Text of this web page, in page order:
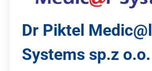
Dr Piktel Medic@l
Systems sp.z o.o.